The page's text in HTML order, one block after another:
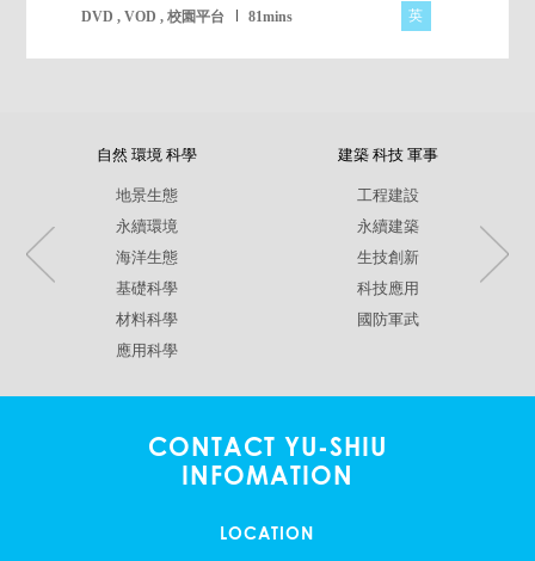
DVD , VOD , 校園平台 81mins 英
自然 環境 科學
地景生態
永續環境
海洋生態
基礎科學
材料科學
應用科學
建築 科技 軍事
工程建設
永續建築
生技創新
科技應用
國防軍武
CONTACT YU-SHIU
INFOMATION
LOCATION